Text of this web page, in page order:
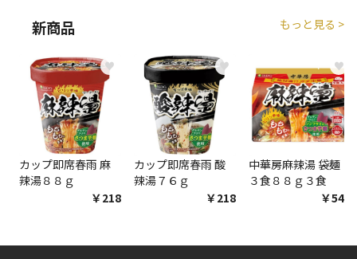
新商品 もっと見る >
♥
カップ即席春雨 麻
辣湯８８ｇ
￥218
♥
カップ即席春雨 酸
辣湯７６ｇ
￥218
♥
中華房麻辣湯 袋麺
３食８８ｇ３食
￥548